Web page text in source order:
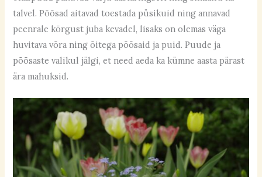
talvel. Põõsad aitavad toestada püsikuid ning annavad
peenrale kõrgust juba kevadel, lisaks on olemas väga
huvitava võra ning õitega põõsaid ja puid. Puude ja
põõsaste valikul jälgi, et need aeda ka kümne aasta pärast
ära mahuksid.